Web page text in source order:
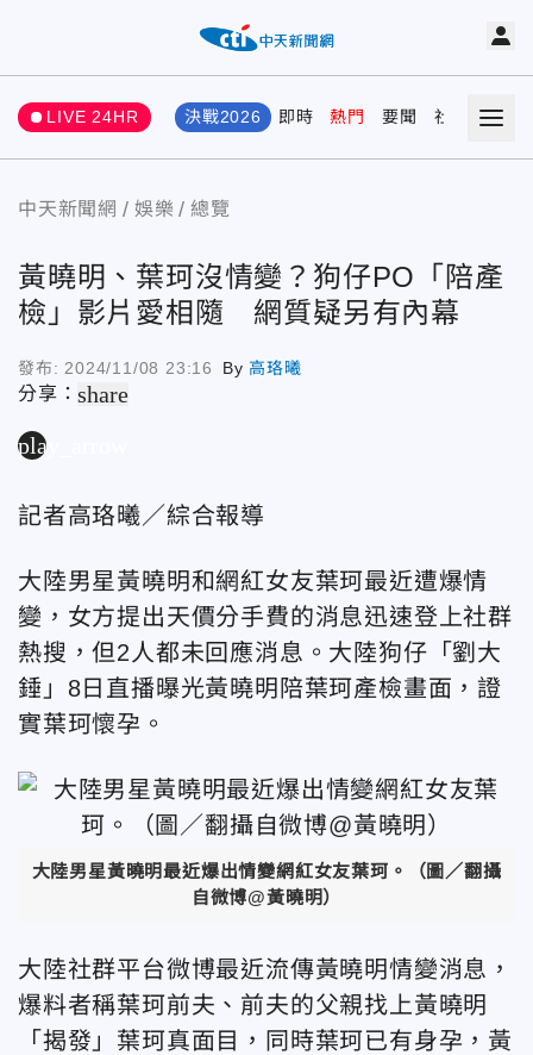
LIVE 24HR 決戰2026 即時 熱門 要聞 社會 娛樂
中天新聞網 娛樂 總覽
黃曉明、葉珂沒情變？狗仔PO「陪產
檢」影片愛相隨 網質疑另有內幕
發布: 2024/11/08 23:16 By高珞曦
分享：share
play_arrow
記者高珞曦／綜合報導
大陸男星黃曉明和網紅女友葉珂最近遭爆情
變，女方提出天價分手費的消息迅速登上社群
熱搜，但2人都未回應消息。大陸狗仔「劉大
錘」8日直播曝光黃曉明陪葉珂產檢畫面，證
實葉珂懷孕。
大陸男星黃曉明最近爆出情變網紅女友葉珂。（圖／翻攝
自微博@黃曉明）
大陸社群平台微博最近流傳黃曉明情變消息，
爆料者稱葉珂前夫、前夫的父親找上黃曉明
「揭發」葉珂真面目，同時葉珂已有身孕，黃